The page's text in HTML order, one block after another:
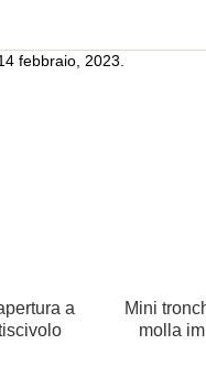
febbraio, 2023.
a
Mini
molla